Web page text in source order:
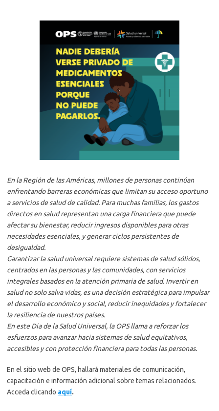
En la Región de las Américas, millones de personas continúan
enfrentando barreras económicas que limitan su acceso oportuno
a servicios de salud de calidad. Para muchas familias, los gastos
directos en salud representan una carga financiera que puede
afectar su bienestar, reducir ingresos disponibles para otras
necesidades esenciales, y generar ciclos persistentes de
desigualdad.
Garantizar la salud universal requiere sistemas de salud sólidos,
centrados en las personas y las comunidades, con servicios
integrales basados en la atención primaria de salud. Invertir en
salud no solo salva vidas, es una decisión estratégica para impulsar
el desarrollo económico y social, reducir inequidades y fortalecer
la resiliencia de nuestros países.
En este Día de la Salud Universal, la OPS llama a reforzar los
esfuerzos para avanzar hacia sistemas de salud equitativos,
accesibles y con protección financiera para todas las personas.
En el sitio web de OPS, hallará materiales de comunicación,
capacitación e información adicional sobre temas relacionados.
Acceda clicando aquí.